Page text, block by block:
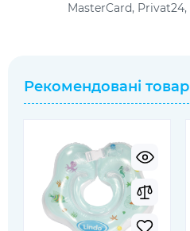
MasterCard,
Рекомендовані